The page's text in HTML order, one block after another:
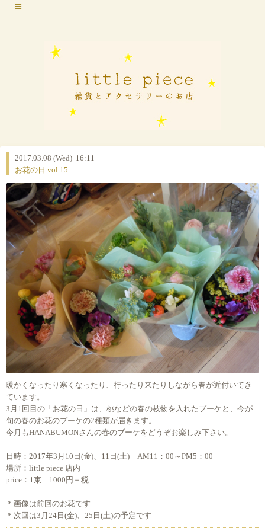
2017.03.08 (Wed) 16:11
お花の日 vol.15
暖かくなったり寒くなったり、行ったり来たりしながら春が近付いてき
ています。
3月1回目の「お花の日」は、桃などの春の枝物を入れたブーケと、今が
旬の春のお花のブーケの2種類が届きます。
今月もHANABUMONさんの春のブーケをどうぞお楽しみ下さい。
日時：2017年3月10日(金)、11日(土) AM11：00～PM5：00
場所：little piece 店内
price：1束 1000円＋税
＊画像は前回のお花です
＊次回は3月24日(金)、25日(土)の予定です